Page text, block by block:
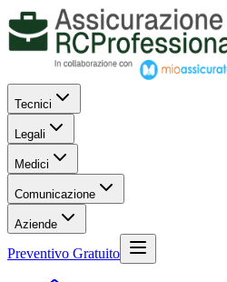
Tecnici
Legali
Medici
Comunicazione
Aziende
Preventivo Gratuito